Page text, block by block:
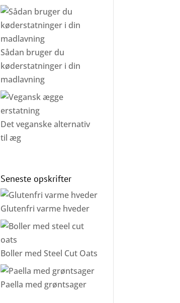
Sådan bruger du
køderstatninger i din
madlavning
Det veganske alternativ
til æg
Seneste opskrifter
Glutenfri varme hveder
Boller med Steel Cut Oats
Paella med grøntsager